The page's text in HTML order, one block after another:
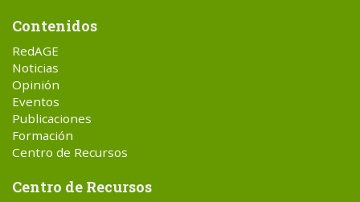
Contenidos
RedAGE
Noticias
Opinión
Eventos
Publicaciones
Formación
Centro de Recursos
Centro de Recursos